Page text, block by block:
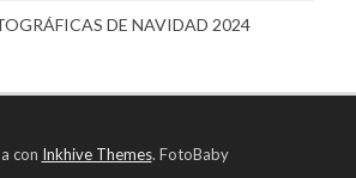
DE NAVIDAD 2024
con Inkhive Themes. FotoBaby